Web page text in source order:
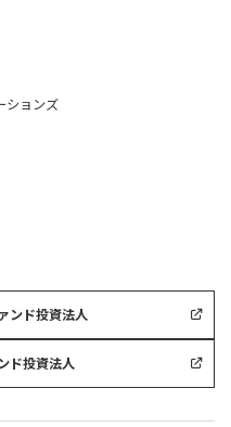
ションズ
ンド投資法人
ド投資法人